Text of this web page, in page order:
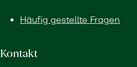
Häufig gestellte Fragen
Kontakt